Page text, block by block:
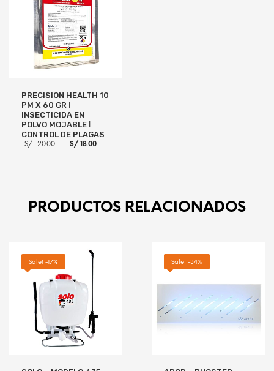
PRECISION HEALTH 10
PM X 60 GR ǀ
INSECTICIDA EN
POLVO MOJABLE ǀ
CONTROL DE PLAGAS
S/ 20.00
El
S/ 18.00
AÑADIR AL CARRITO
PRODUCTOS RELACIONADOS
Sale! -17% Sale! -34%